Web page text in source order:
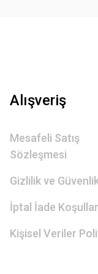
Alışveriş
Mesafeli Satış
Sözleşmesi
Gizlilik ve
İptal İade
Kişisel Veriler